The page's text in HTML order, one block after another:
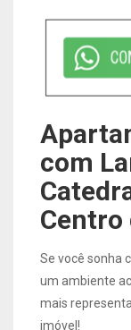
com
Centro
Se você sonha
um ambiente
mais
imóvel!